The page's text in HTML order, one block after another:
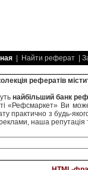
| Найти реферат |
рефератів
найбільший банк
«Рефсмаркет» Ви
практично з будь-
наша репутація